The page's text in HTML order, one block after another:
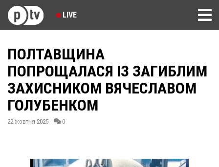
LIVE
ПОЛТАВЩИНА
ПОПРОЩАЛАСЯ ІЗ ЗАГИБЛИМ
ЗАХИСНИКОМ ВЯЧЕСЛАВОМ
ГОЛУБЕНКОМ
22 жовтня 2025 0